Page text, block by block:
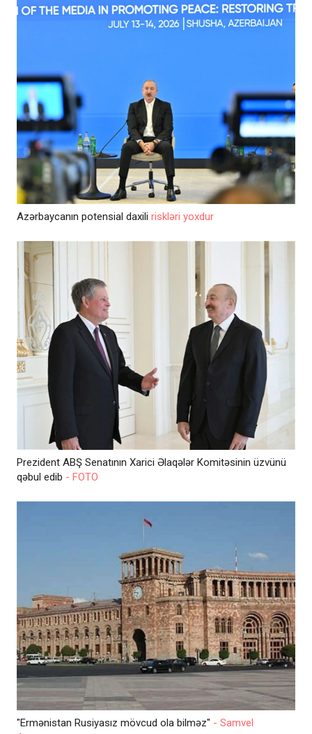
Azərbaycanın potensial daxili riskləri yoxdur
Prezident ABŞ Senatının Xarici Əlaqələr Komitəsinin üzvünü
qəbul edib - FOTO
"Ermənistan Rusiyasız mövcud ola bilməz" - Samvel